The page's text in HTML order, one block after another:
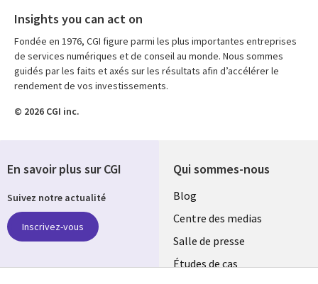
Insights you can act on
Fondée en 1976, CGI figure parmi les plus importantes entreprises
de services numériques et de conseil au monde. Nous sommes
guidés par les faits et axés sur les résultats afin d’accélérer le
rendement de vos investissements.
© 2026 CGI inc.
Qui sommes-nous
Useful
links
MAROC
Blog
Centre des medias
Salle de presse
Études de cas
En savoir plus sur CGI
Suivez notre actualité
Inscrivez-vous